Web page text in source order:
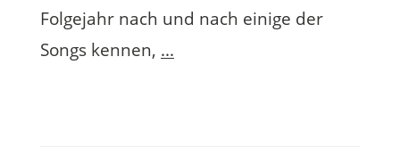
Folgejahr nach und nach einige der
Songs kennen, ...